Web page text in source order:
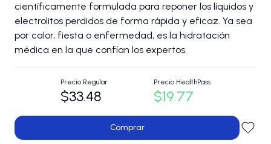
científicamente formulada para reponer los líquidos y
electrolitos perdidos de forma rápida y eficaz. Ya sea
por calor, fiesta o enfermedad, es la hidratación
médica en la que confían los expertos.
Precio Regular
$33.48
Precio HealthPass
$19.77
Comprar